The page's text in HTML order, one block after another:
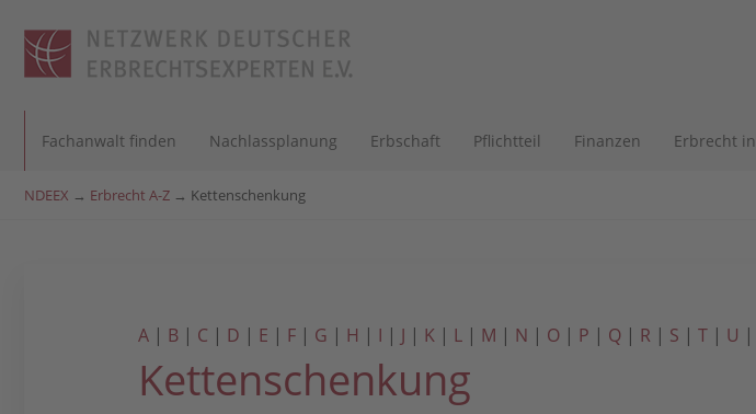
Fachanwalt finden Nachlassplanung Erbschaft Pflichtteil Finanzen Erbrecht
NDEEX → Erbrecht A-Z → Kettenschenkung
A | B | C | D | E | F | G | H | I | J | K | L | M | N | O | P | Q | R | S | T | U |
Kettenschenkung